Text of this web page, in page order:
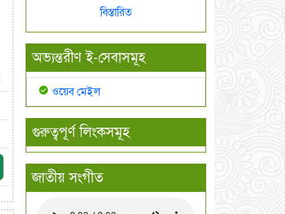
বিস্তারিত
অভ্যন্তরীণ ই-সেবাসমূহ
ওয়েব মেইল
গুরুত্বপূর্ণ লিংকসমূহ
জাতীয় সংগীত